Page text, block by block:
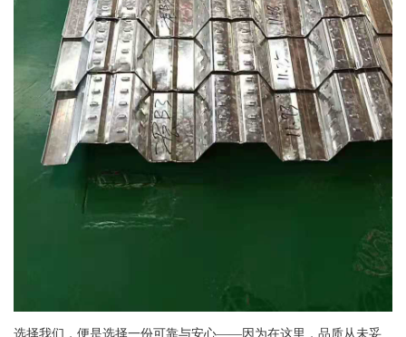
选择我们，便是选择一份可靠与安心——因为在这里，品质从未妥